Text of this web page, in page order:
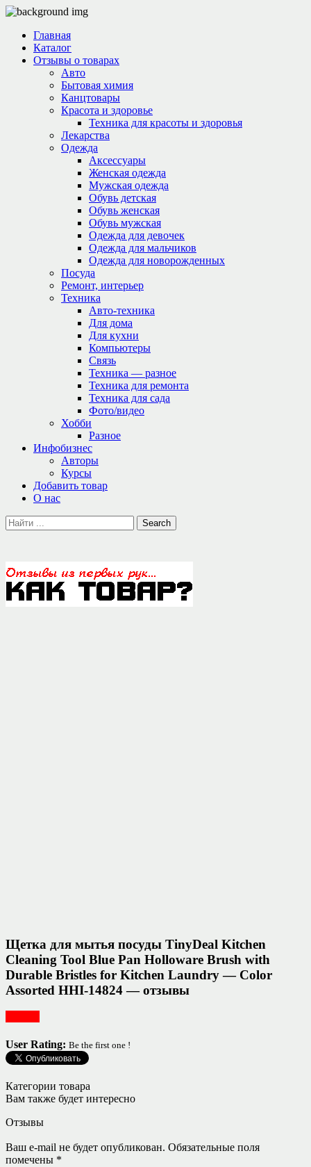
Главная
Каталог
Отзывы о товарах
Авто
Бытовая химия
Канцтовары
Красота и здоровье
Техника для красоты и здоровья
Лекарства
Одежда
Аксессуары
Женская одежда
Мужская одежда
Обувь детская
Обувь женская
Обувь мужская
Одежда для девочек
Одежда для мальчиков
Одежда для новорожденных
Посуда
Ремонт, интерьер
Техника
Авто-техника
Для дома
Для кухни
Компьютеры
Связь
Техника — разное
Техника для ремонта
Техника для сада
Фото/видео
Хобби
Разное
Инфобизнес
Авторы
Курсы
Добавить товар
О нас
Щетка для мытья посуды TinyDeal Kitchen
Cleaning Tool Blue Pan Holloware Brush with
Durable Bristles for Kitchen Laundry — Color
Assorted HHI-14824 — отзывы
User Rating: Be the first one !
Категории товара
Вам также будет интересно
Отзывы
Ваш e-mail не будет опубликован. Обязательные поля
помечены *